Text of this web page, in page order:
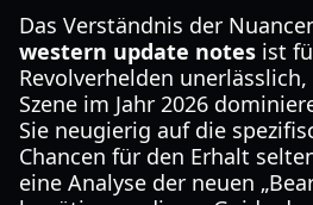
Das Verständnis der
western update notes ist
Revolverhelden
Szene im Jahr 2026
Sie neugierig auf die
Chancen für den Erhalt
eine Analyse der neuen